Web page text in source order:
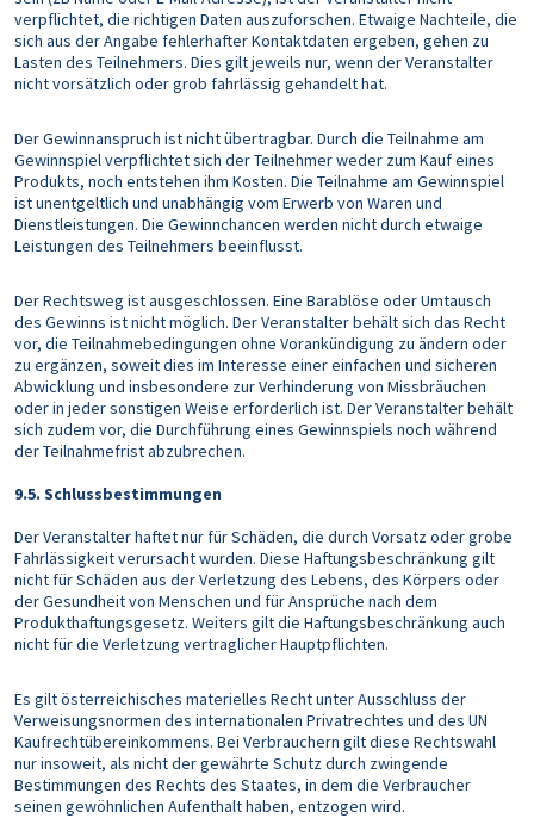
verpflichtet, die richtigen Daten auszuforschen. Etwaige Nachteile, die
sich aus der Angabe fehlerhafter Kontaktdaten ergeben, gehen zu
Lasten des Teilnehmers. Dies gilt jeweils nur, wenn der Veranstalter
nicht vorsätzlich oder grob fahrlässig gehandelt hat.
Der Gewinnanspruch ist nicht übertragbar. Durch die Teilnahme am
Gewinnspiel verpflichtet sich der Teilnehmer weder zum Kauf eines
Produkts, noch entstehen ihm Kosten. Die Teilnahme am Gewinnspiel
ist unentgeltlich und unabhängig vom Erwerb von Waren und
Dienstleistungen. Die Gewinnchancen werden nicht durch etwaige
Leistungen des Teilnehmers beeinflusst.
Der Rechtsweg ist ausgeschlossen. Eine Barablöse oder Umtausch
des Gewinns ist nicht möglich. Der Veranstalter behält sich das Recht
vor, die Teilnahmebedingungen ohne Vorankündigung zu ändern oder
zu ergänzen, soweit dies im Interesse einer einfachen und sicheren
Abwicklung und insbesondere zur Verhinderung von Missbräuchen
oder in jeder sonstigen Weise erforderlich ist. Der Veranstalter behält
sich zudem vor, die Durchführung eines Gewinnspiels noch während
der Teilnahmefrist abzubrechen.
9.5. Schlussbestimmungen
Der Veranstalter haftet nur für Schäden, die durch Vorsatz oder grobe
Fahrlässigkeit verursacht wurden. Diese Haftungsbeschränkung gilt
nicht für Schäden aus der Verletzung des Lebens, des Körpers oder
der Gesundheit von Menschen und für Ansprüche nach dem
Produkthaftungsgesetz. Weiters gilt die Haftungsbeschränkung auch
nicht für die Verletzung vertraglicher Hauptpflichten.
Es gilt österreichisches materielles Recht unter Ausschluss der
Verweisungsnormen des internationalen Privatrechtes und des UN
Kaufrechtübereinkommens. Bei Verbrauchern gilt diese Rechtswahl
nur insoweit, als nicht der gewährte Schutz durch zwingende
Bestimmungen des Rechts des Staates, in dem die Verbraucher
seinen gewöhnlichen Aufenthalt haben, entzogen wird.